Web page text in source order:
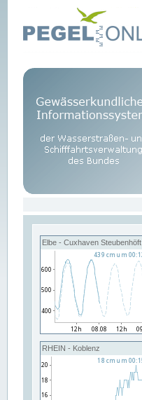
Elbe - Cuxhaven Steubenhöft
RHEIN - Koblenz